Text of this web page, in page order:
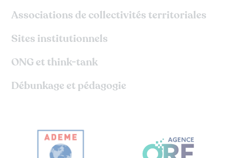
Associations de collectivités territoriales
Sites institutionnels
ONG et think-tank
Débunkage et pédagogie